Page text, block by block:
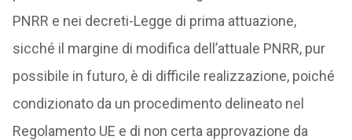
PNRR e nei decreti-Legge di prima attuazione,
sicché il margine di modifica dell’attuale PNRR, pur
possibile in futuro, è di difficile realizzazione, poiché
condizionato da un procedimento delineato nel
Regolamento UE e di non certa approvazione da